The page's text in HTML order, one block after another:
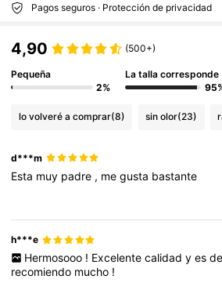
Pagos seguros · Protección de privacidad
4,90 (500+)
Pequeña
2%
La talla corresponde
lo volveré a comprar(8) sin olor(23)
d***m
Esta muy padre , megusta bastante
h***e
Hermosooo ! Excelente calidad y es de
recomiendo mucho !